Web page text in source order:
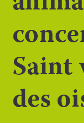
Saint
des